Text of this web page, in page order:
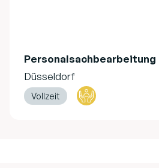
Personalsachbearbeitung
Düsseldorf
Vollzeit